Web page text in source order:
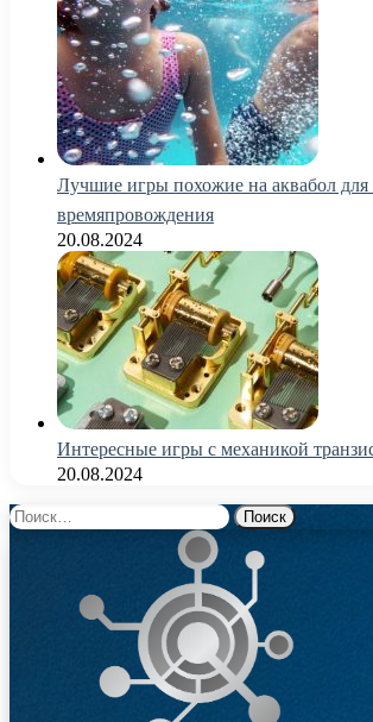
Лучшие игры похожие на аквабол для
времяпровождения
20.08.2024
Интересные игры с механикой
20.08.2024
Найти: